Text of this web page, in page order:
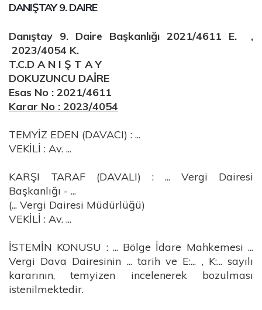
DANIŞTAY 9. DAIRE
Danıştay 9. Daire Başkanlığı 2021/4611 E. ,
2023/4054 K.
T.C.D A N I Ş T A Y
DOKUZUNCU DAİRE
Esas No : 2021/4611
Karar No : 2023/4054
TEMYİZ EDEN (DAVACI) : ...
VEKİLİ : Av. ...
KARŞI TARAF (DAVALI) : ... Vergi Dairesi
Başkanlığı - ...
(... Vergi Dairesi Müdürlüğü)
VEKİLİ : Av. ...
İSTEMİN KONUSU : ... Bölge İdare Mahkemesi ...
Vergi Dava Dairesinin ... tarih ve E:... , K:... sayılı
kararının, temyizen incelenerek bozulması
istenilmektedir.